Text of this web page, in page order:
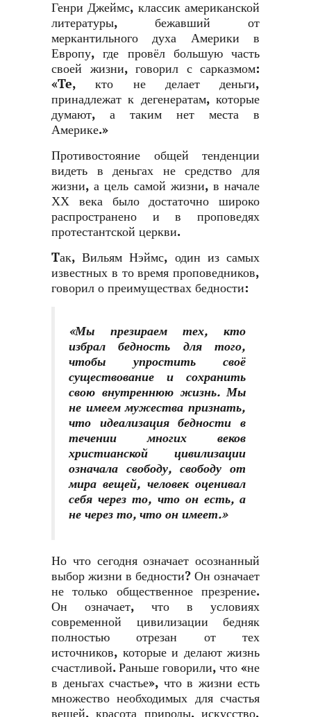
Генри Джеймс, классик американской
литературы, бежавший от
меркантильного духа Америки в
Европу, где провёл большую часть
своей жизни, говорил с сарказмом:
«Te, кто не делает деньги,
принадлежат к дегенератам, которые
думают, а таким нет места в
Америке.»
Противостояние общей тенденции
видеть в деньгах не средство для
жизни, а цель самой жизни, в начале
ХХ века было достаточно широко
распространено и в проповедях
протестантской церкви.
Tак, Вильям Нэймс, один из самых
известных в то время проповедников,
говорил о преимуществах бедности:
«Мы презираем тех, кто
избрал бедность для того,
чтобы упростить своё
существование и сохранить
свою внутреннюю жизнь. Мы
не имеем мужества признать,
что идеализация бедности в
течении многих веков
христианской цивилизации
означала свободу, свободу от
мира вещей, человек оценивал
себя через то, что он есть, а
не через то, что он имеет.»
Но что сегодня означает осознанный
выбор жизни в бедности? Он означает
не только общественное презрение.
Он означает, что в условиях
современной цивилизации бедняк
полностью отрезан от тех
источников, которые и делают жизнь
счастливой. Раньше говорили, что «не
в деньгах счастье», что в жизни есть
множество необходимых для счастья
вещей, красота природы, искусство,